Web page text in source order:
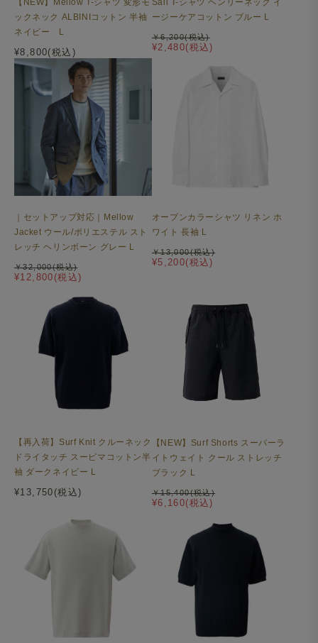
【NEW】Mellow T-シャツ 変形モ
ックネック ALBINIコットン 半袖
ネイビー L
¥8,800(税込)
Sail T-シャツ ヘンリーネック イ
ージーケアコットン ブルー L
¥2,480(税込)
￥6,200(税込)
｜セットアップ対応｜Mellow
Jacket ウール/ポリエステル スト
レッチ ヘリンボーン グレー L
¥12,800(税込)
￥32,000(税込)
オープンカラーシャツ リネン ホ
ワイト 長袖 L
¥5,200(税込)
￥13,000(税込)
【再入荷】Surf Knit クルーネック
ドライタッチ スーピマコットン半
袖 ダークネイビー L
¥13,750(税込)
【NEW】Surf Shorts スーパーラ
イトウェイト クール ストレッチ
ブラック L
¥6,160(税込)
￥15,400(税込)